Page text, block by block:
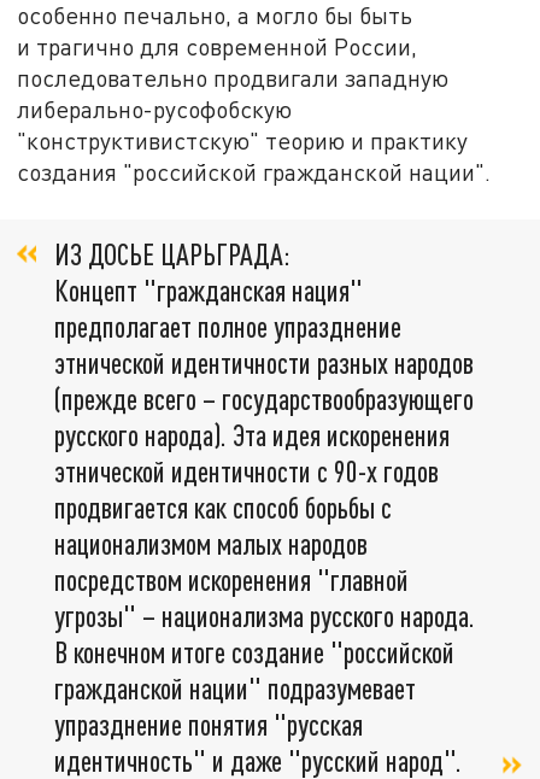
особенно печально, а могло бы быть
и трагично для современной России,
последовательно продвигали западную
либерально-русофобскую
"конструктивистскую" теорию и практику
создания "российской гражданской нации".
ИЗ ДОСЬЕ ЦАРЬГРАДА:
Концепт "гражданская нация"
предполагает полное упразднение
этнической идентичности разных народов
(прежде всего – государствообразующего
русского народа). Эта идея искоренения
этнической идентичности с 90-х годов
продвигается как способ борьбы с
национализмом малых народов
посредством искоренения "главной
угрозы" – национализма русского народа.
В конечном итоге создание "российской
гражданской нации" подразумевает
упразднение понятия "русская
идентичность" и даже "русский народ".